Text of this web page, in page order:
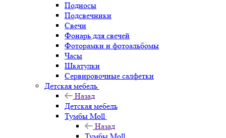
Подносы
Подсвечники
Свечи
Фонарь для свечей
Фоторамки и фотоальбомы
Часы
Шкатулки
Сервировочные салфетки
Детская мебель
Назад
Детская мебель
Тумбы Moll
Назад